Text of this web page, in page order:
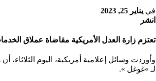
فييناير 25, 2023
انشر
تعتزم زارة العدل الأمريكية مقاضاة عملاق
وأوردت وسائل إعلامية أمريكية، اليوم
لـ »غوغل ».